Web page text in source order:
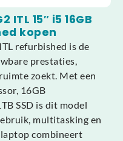
ITL 15″ i5 16GB
kopen
refurbished is de
prestaties,
zoekt. Met een
16GB
SSD is dit model
multitasking en
combineert